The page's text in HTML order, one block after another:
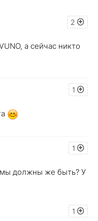
2
а сейчас никто
1
1
должны же быть? У
1